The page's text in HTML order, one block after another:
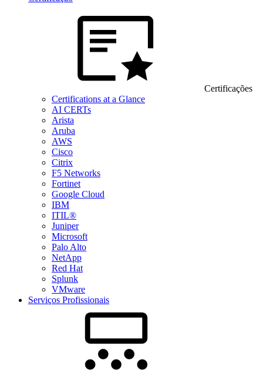
Certificações
Certifications at a Glance
AI CERTs
Arista
Aruba
AWS
Cisco
Citrix
F5 Networks
Fortinet
Google Cloud
IBM
ITIL®
Juniper
Microsoft
Palo Alto
NetApp
Red Hat
Splunk
VMware
Serviços Profissionais